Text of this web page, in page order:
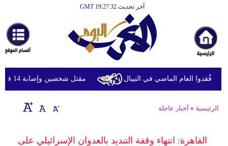
آخر تحديث GMT 19:27:32
أخبارعاجلة
رياضة
ثقافة
إقتصاد
وموسيقى
مقتل شخصين وإصابة 14 في قصف للحوثيين على أحياء سكنية ومخيمات للنازحين في مأرب
الرئيسية » أخبار عاجلة
القاهرة: انتهاء وقفة التنديد بالعدوان الإسرائيلي على